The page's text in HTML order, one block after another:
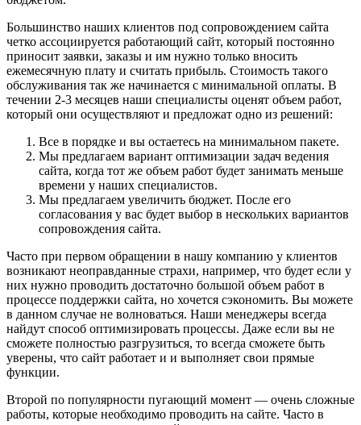
Большинство наших клиентов под сопровождением сайта
четко ассоциируется работающий сайт, который постоянно
приносит заявки, заказы и им нужно только вносить
ежемесячную плату и считать прибыль. Стоимость такого
обслуживания так же начинается с минимальной оплаты. В
течении 2-3 месяцев наши специалисты оценят объем работ,
который они осуществляют и предложат одно из решений:
Все в порядке и вы остаетесь на минимальном пакете.
Мы предлагаем вариант оптимизации задач ведения
сайта, когда тот же объем работ будет занимать меньше
времени у наших специалистов.
Мы предлагаем увеличить бюджет. После его
согласования у вас будет выбор в нескольких вариантов
сопровождения сайта.
Часто при первом обращении в нашу компанию у клиентов
возникают неоправданные страхи, например, что будет если у
них нужно проводить достаточно большой объем работ в
процессе поддержки сайта, но хочется сэкономить. Вы можете
в данном случае не волноваться. Наши менеджеры всегда
найдут способ оптимизировать процессы. Даже если вы не
сможете полностью разгрузиться, то всегда сможете быть
уверены, что сайт работает и и выполняет свои прямые
функции.
Второй по популярности пугающий момент — очень сложные
работы, которые необходимо проводить на сайте. Часто в